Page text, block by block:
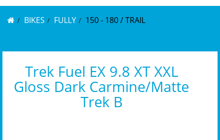
BIKES FULLY 150 - 180 / TRAIL
Trek Fuel EX 9.8 XT XXL
Gloss Dark Carmine/Matte
Trek B